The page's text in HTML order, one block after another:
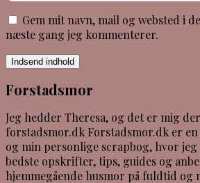
Gem mit navn, mail og websted i
næste gang jeg kommenterer.
Indsend indhold
Forstadsmor
Jeg hedder Theresa, og det er mig
forstadsmor.dk Forstadsmor.dk er
og min personlige scrapbog, hvor
bedste opskrifter, tips, guides og
hjemmegående husmor på fuldtid og